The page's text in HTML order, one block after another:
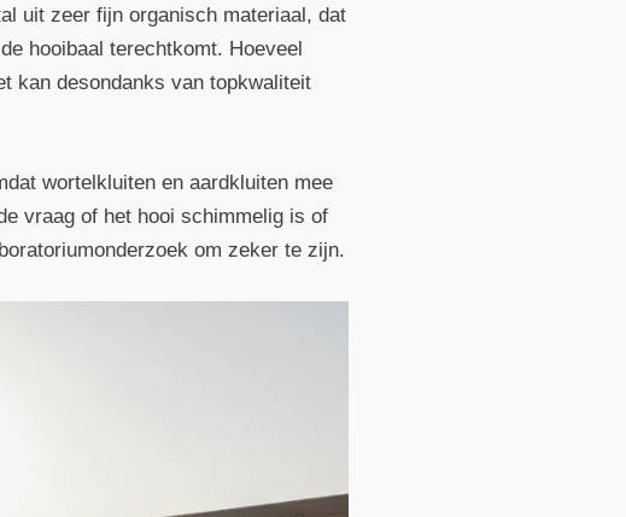
uit zeer fijn organisch materiaal, dat
hooibaal terechtkomt. Hoeveel
kan desondanks van topkwaliteit
wortelkluiten en aardkluiten mee
vraag of het hooi schimmelig is of
om zeker te zijn.